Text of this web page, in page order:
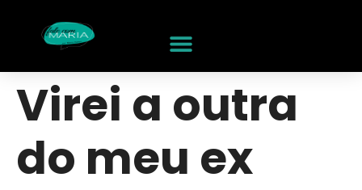
Virei a outra
do meu ex